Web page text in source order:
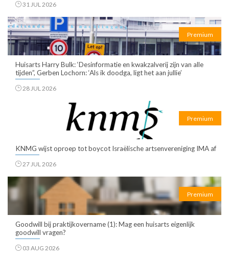
31 JUL 2026
Premium
Huisarts Harry Bulk: ‘Desinformatie en kwakzalverij zijn van alle
tijden”, Gerben Lochorn: ‘Als ik doodga, ligt het aan jullie’
28 JUL 2026
Premium
KNMG wijst oproep tot boycot Israëlische artsenvereniging IMA af
27 JUL 2026
Premium
Goodwill bij praktijkovername (1): Mag een huisarts eigenlijk
goodwill vragen?
03 AUG 2026